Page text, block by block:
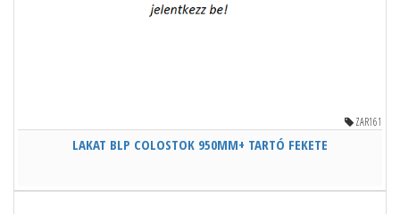
ZAR161
LAKAT BLP COLOSTOK 950MM+ TARTÓ FEKETE